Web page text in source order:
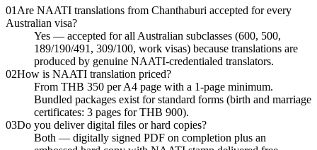
01 Are NAATI translations from Chanthaburi accepted for every
Australian visa?
Yes — accepted for all Australian subclasses (600, 500,
189/190/491, 309/100, work visas) because translations are
produced by genuine NAATI-credentialed translators.
02How is NAATI translation priced?
From THB 350 per A4 page with a 1-page minimum.
Bundled packages exist for standard forms (birth and marriage
certificates: 3 pages for THB 900).
03Do you deliver digital files or hard copies?
Both — digitally signed PDF on completion plus an